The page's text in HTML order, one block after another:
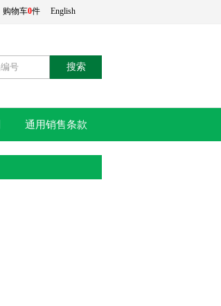
购物车0件 English
搜索
通用销售条款